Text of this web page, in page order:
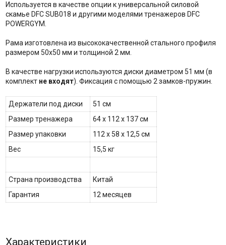
Используется в качестве опции к универсальной силовой
скамье DFC SUB018 и другими моделями тренажеров DFC
POWERGYM.
Рама изготовлена из высококачественной стального профиля
размером 50х50 мм и толщиной 2 мм.
В качестве нагрузки используются диски диаметром 51 мм (в
комплект не входят). Фиксация с помощью 2 замков-пружин.
Держатели под диски
51 см
Размер тренажера
64 х 112 х 137 см
Размер упаковки
112 х 58 х 12,5 см
Вес
15,5 кг
Страна производства
Китай
Гарантия
12 месяцев
Характеристики